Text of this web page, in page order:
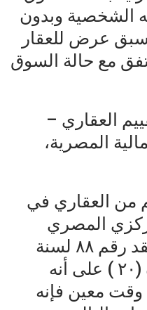
الشخصية وبدون
عرض للعقار
مع حالة السوق
العقاري –
المصرية،
من العقاري في
المصري
والجهاز المصرفي والنقد رقم ٨٨ لسنة
٢٠٠٣ حيث تنص المادة (٢٠ ) على أنه
وقت معين فإنه